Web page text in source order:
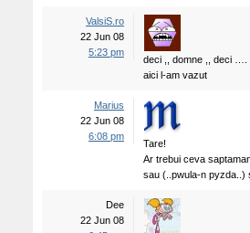
ValsiS.ro
22 Jun 08
5:23 pm
deci ,, domne ,, deci ….
aici l-am vazut
Marius
22 Jun 08
6:08 pm
Tare!
Ar trebui ceva
sau (..pwula-n pyzda..)
Dee
22 Jun 08